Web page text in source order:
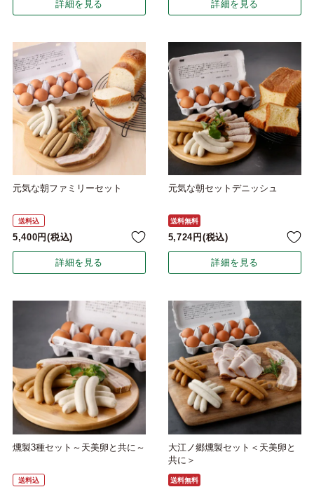
詳細を見る 詳細を見る
元気な朝ファミリーセット
送料込
5,400 税込
詳細を見る
元気な朝セットデニッシュ
送料無料
5,724 税込
詳細を見る
燻製3種セット～天美卵と共に～
送料込
大江ノ郷燻製セット＜天美卵と
共に＞
送料無料